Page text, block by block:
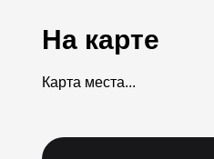
На карте
Карта места...